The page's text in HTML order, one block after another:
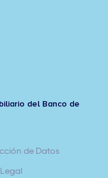
del Banco de
de Datos